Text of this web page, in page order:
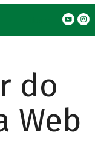
do
Web